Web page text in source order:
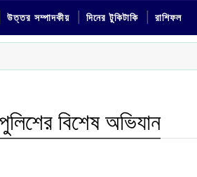
উত্তর সম্পাদকীয় দিনের টুকিটাকি রাশিফল
বিশেষ অভিযান